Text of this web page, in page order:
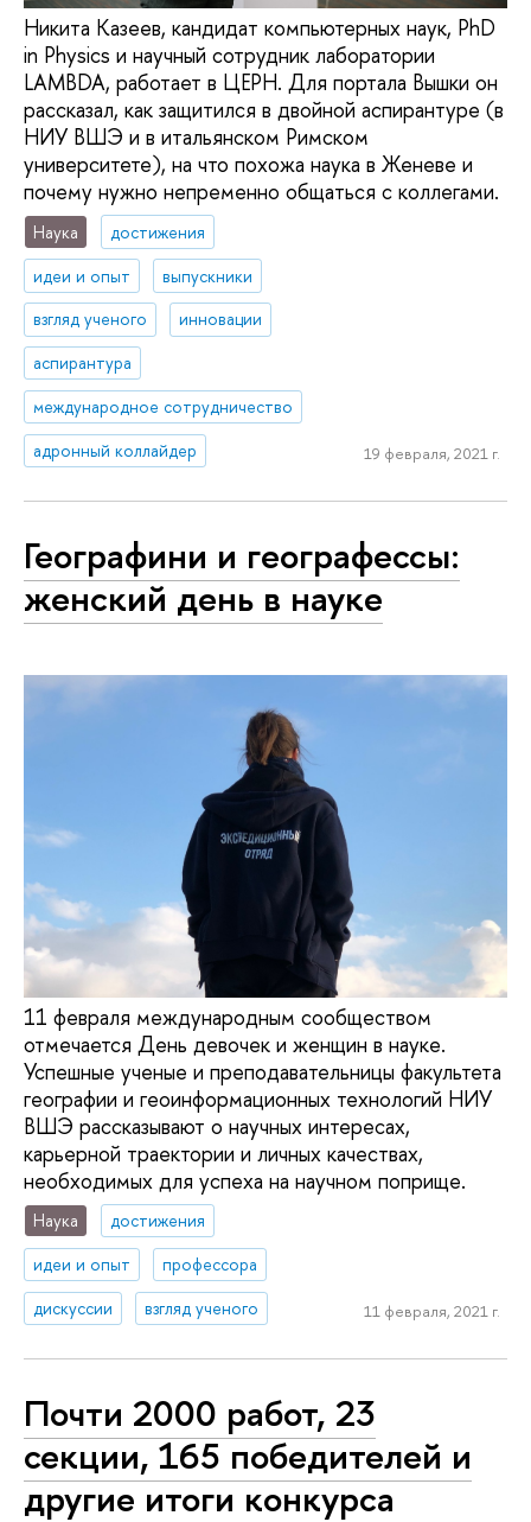
Никита Казеев, кандидат компьютерных наук, PhD
in Physics и научный сотрудник лаборатории
LAMBDA, работает в ЦЕРН. Для портала Вышки он
рассказал, как защитился в двойной аспирантуре (в
НИУ ВШЭ и в итальянском Римском
университете), на что похожа наука в Женеве и
почему нужно непременно общаться с коллегами.
Наука
достижения
идеи и опыт
выпускники
взгляд ученого
инновации
аспирантура
международное сотрудничество
адронный коллайдер
19 февраля, 2021 г.
Географини и географессы:
женский день в науке
11 февраля международным сообществом
отмечается День девочек и женщин в науке.
Успешные ученые и преподавательницы факультета
географии и геоинформационных технологий НИУ
ВШЭ рассказывают о научных интересах,
карьерной траектории и личных качествах,
необходимых для успеха на научном поприще.
Наука
достижения
идеи и опыт
профессора
дискуссии
взгляд ученого 11 февраля, 2021 г.
Почти 2000 работ, 23
секции, 165 победителей и
другие итоги конкурса